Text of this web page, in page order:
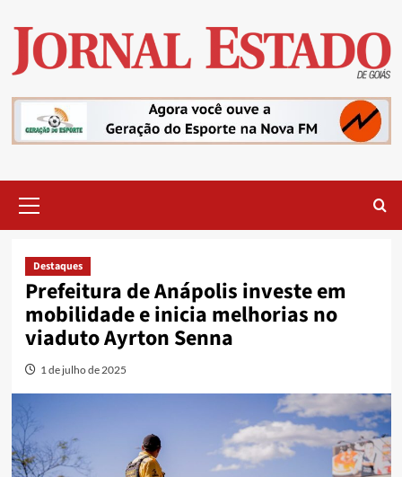
content
Menu
Destaques
Prefeitura de Anápolis investe em
mobilidade e inicia melhorias no
viaduto Ayrton Senna
1 de julho de 2025